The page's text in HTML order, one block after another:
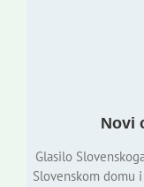
Novi
Glasilo
Slovenskom domu